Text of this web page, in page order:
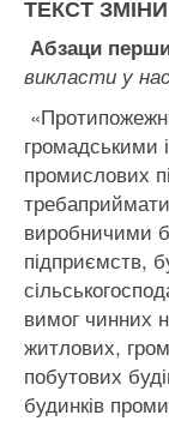
ТЕКСТ ЗМІНИ
Абзаци
викласти у
громадськими
промислових
виробничими
підприємств,
вимог чинних
житлових,
побутових
будинків